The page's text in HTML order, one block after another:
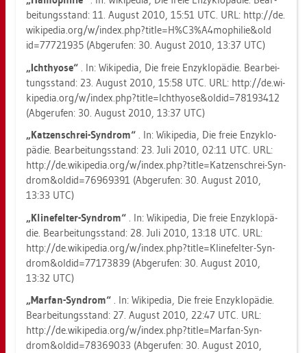
bei­tungs­stand: 11. Au­gust 2010, 15:51 UTC. URL: http://​de.​
wi­ki­pe­dia.​org/​w/​index.​php?​tit​le=H%C3%A4m​ophi​lie&​old​
id=777​2193​5 (Ab­ge­ru­fen: 30. Au­gust 2010, 13:37 UTC)
„Ichthyo­se“ . In: Wi­ki­pe­dia, Die freie En­zy­klo­pä­die. Be­ar­bei­
tungs­stand: 23. Au­gust 2010, 15:58 UTC. URL: http://​de.​wi­
ki­pe­dia.​org/​w/​index.​php?​tit​le=Ich​thyo​se&​old​id=781​9341​2
(Ab­ge­ru­fen: 30. Au­gust 2010, 13:37 UTC)
„Kat­zen­schrei-Syn­drom“ . In: Wi­ki­pe­dia, Die freie En­zy­klo­
pä­die. Be­ar­bei­tungs­stand: 23. Juli 2010, 02:11 UTC. URL:
http://​de.​wi­ki­pe­dia.​org/​w/​index.​php?​tit​le=Kat​zens​chre​i-​Syn­
drom&​old​id=769​6939​1 (Ab­ge­ru­fen: 30. Au­gust 2010,
13:33 UTC)
„Kline­fel­ter-Syn­drom“ . In: Wi­ki­pe­dia, Die freie En­zy­klo­pä­
die. Be­ar­bei­tungs­stand: 28. Juli 2010, 13:18 UTC. URL:
http://​de.​wi­ki­pe­dia.​org/​w/​index.​php?​tit​le=Kli​nefe​lter-​Syn­
drom&​old​id=771​7383​9 (Ab­ge­ru­fen: 30. Au­gust 2010,
13:32 UTC)
„Mar­fan-Syn­drom“ . In: Wi­ki­pe­dia, Die freie En­zy­klo­pä­die.
Be­ar­bei­tungs­stand: 27. Au­gust 2010, 22:47 UTC. URL:
http://​de.​wi­ki­pe­dia.​org/​w/​index.​php?​tit​le=Mar​fan-​Syn­
drom&​old​id=783​6903​3 (Ab­ge­ru­fen: 30. Au­gust 2010,